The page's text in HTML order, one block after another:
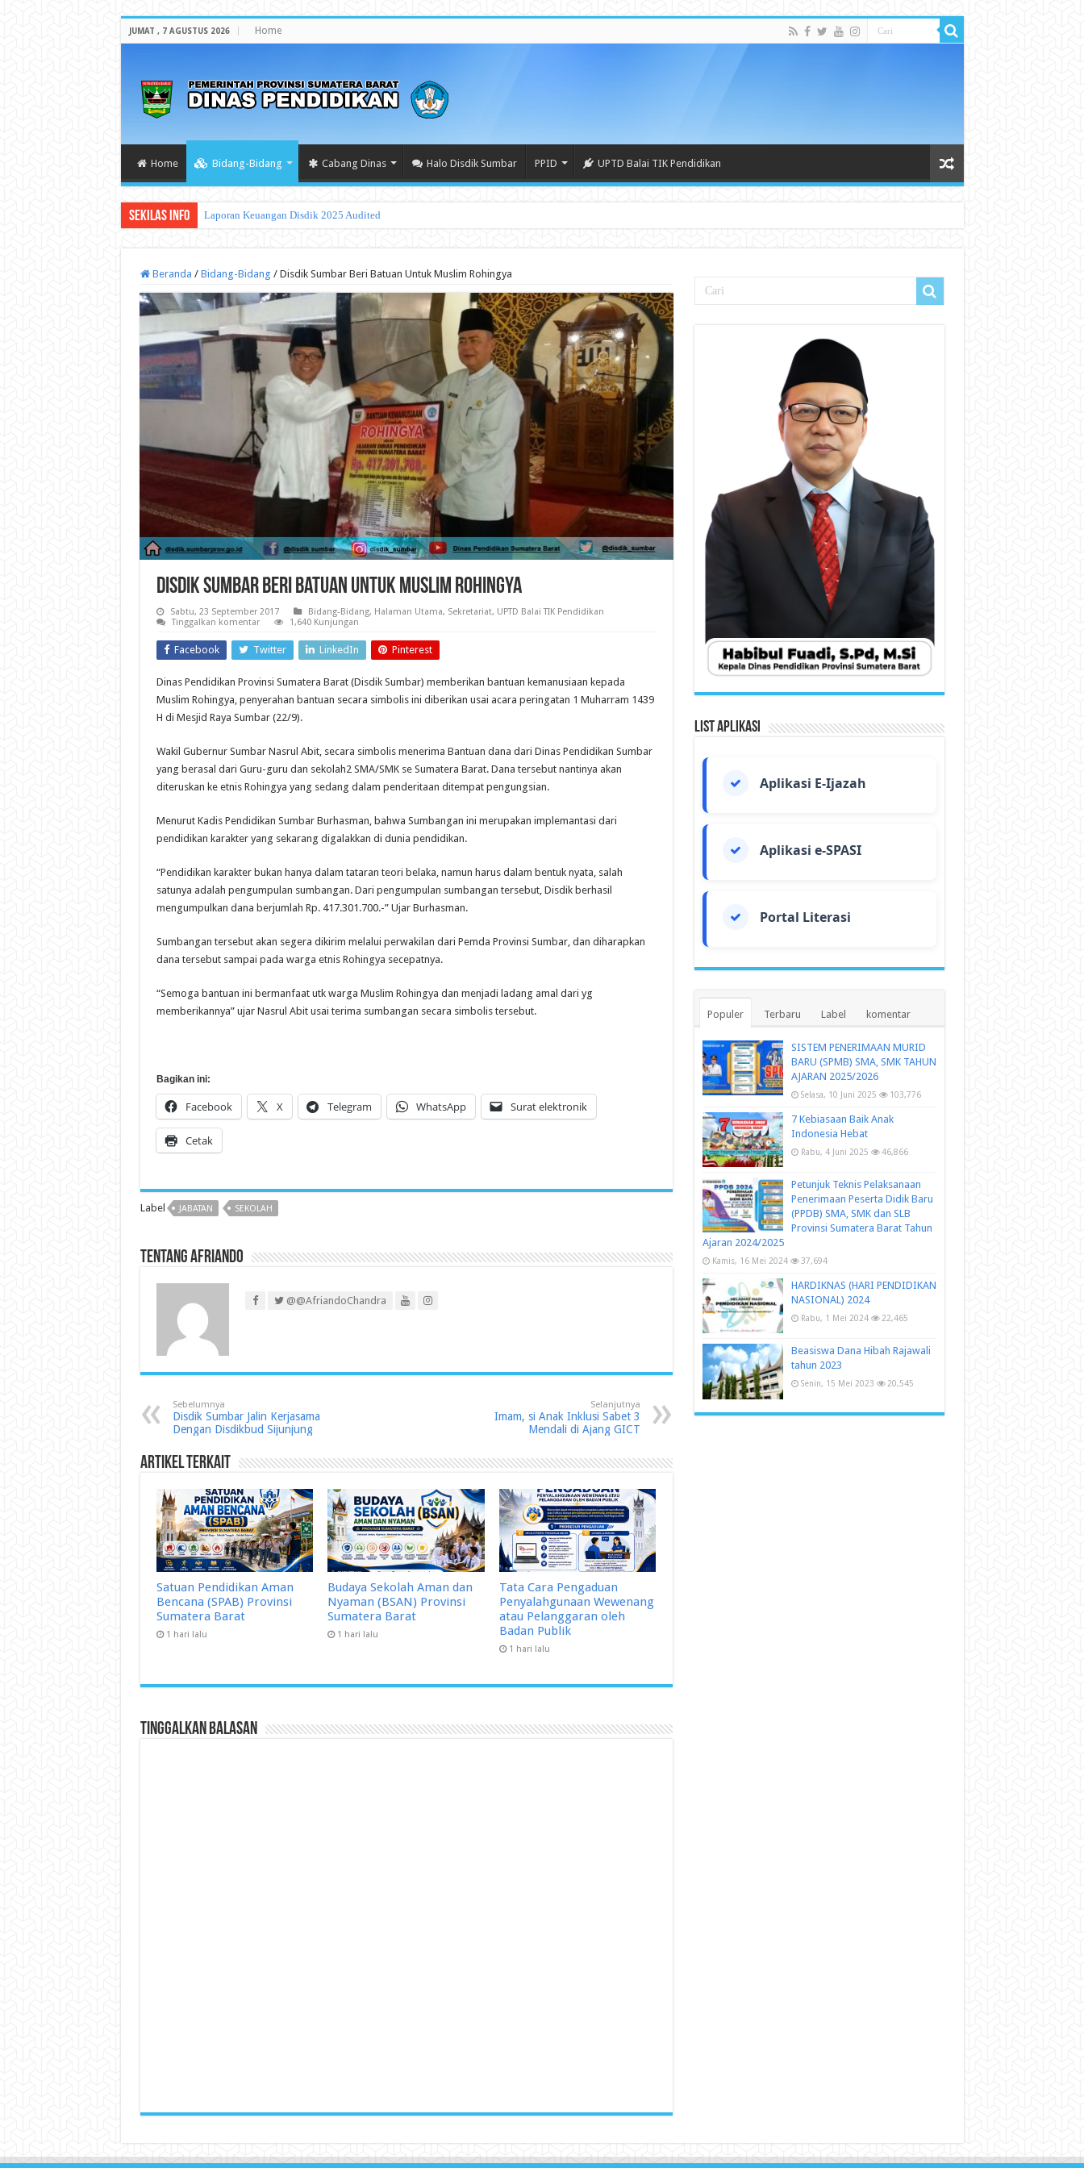
JUMAT , 7 AGUSTUS 2026 Home
Home Bidang-Bidang Cabang Dinas Halo Disdik Sumbar PPID UPTD Balai TIK Pendidikan
Sekilas Info PROGRAM/KEG
Beranda / Bidang-Bidang / Disdik Sumbar Beri Batuan Untuk Muslim Rohingya
Disdik Sumbar Beri Batuan Untuk Muslim Rohingya
Sabtu, 23 September 2017 Bidang-Bidang, Halaman Utama, Sekretariat, UPTD Balai TIK Pendidikan
Tinggalkan komentar
1,640 Kunjungan
Facebook Twitter LinkedIn Pinterest
Dinas Pendidikan Provinsi Sumatera Barat (Disdik Sumbar) memberikan bantuan kemanusiaan kepada
Muslim Rohingya, penyerahan bantuan secara simbolis ini diberikan usai acara peringatan 1 Muharram 1439
H di Mesjid Raya Sumbar (22/9).
Wakil Gubernur Sumbar Nasrul Abit, secara simbolis menerima Bantuan dana dari Dinas Pendidikan Sumbar
yang berasal dari Guru-guru dan sekolah2 SMA/SMK se Sumatera Barat. Dana tersebut nantinya akan
diteruskan ke etnis Rohingya yang sedang dalam penderitaan ditempat pengungsian.
Menurut Kadis Pendidikan Sumbar Burhasman, bahwa Sumbangan ini merupakan implemantasi dari
pendidikan karakter yang sekarang digalakkan di dunia pendidikan.
“Pendidikan karakter bukan hanya dalam tataran teori belaka, namun harus dalam bentuk nyata, salah
satunya adalah pengumpulan sumbangan. Dari pengumpulan sumbangan tersebut, Disdik berhasil
mengumpulkan dana berjumlah Rp. 417.301.700.-” Ujar Burhasman.
Sumbangan tersebut akan segera dikirim melalui perwakilan dari Pemda Provinsi Sumbar, dan diharapkan
dana tersebut sampai pada warga etnis Rohingya secepatnya.
“Semoga bantuan ini bermanfaat utk warga Muslim Rohingya dan menjadi ladang amal dari yg
memberikannya” ujar Nasrul Abit usai terima sumbangan secara simbolis tersebut.
Bagikan ini:
Facebook X Telegram WhatsApp Surat elektronik
Cetak
Label JABATAN SEKOLAH
Tentang Afriando
@@AfriandoChandra
Sebelumnya
Disdik Sumbar Jalin Kerjasama
Dengan Disdikbud Sijunjung
Selanjutnya
Imam, si Anak Inklusi Sabet 3
Mendali di Ajang GICT
Artikel Terkait
Satuan Pendidikan Aman
Bencana (SPAB) Provinsi
Sumatera Barat
1 hari lalu
Budaya Sekolah Aman dan
Nyaman (BSAN) Provinsi
Sumatera Barat
1 hari lalu
Tata Cara Pengaduan
Penyalahgunaan Wewenang
atau Pelanggaran oleh
Badan Publik
1 hari lalu
Tinggalkan Balasan
List Aplikasi
Aplikasi E-Ijazah
Aplikasi e-SPASI
Portal Literasi
Populer Terbaru Label komentar
SISTEM PENERIMAAN MURID
BARU (SPMB) SMA, SMK TAHUN
AJARAN 2025/2026
Selasa, 10 Juni 2025 103,776
7 Kebiasaan Baik Anak
Indonesia Hebat
Rabu, 4 Juni 2025 46,866
Petunjuk Teknis Pelaksanaan
Penerimaan Peserta Didik Baru
(PPDB) SMA, SMK dan SLB
Provinsi Sumatera Barat Tahun
Ajaran 2024/2025
Kamis, 16 Mei 2024 37,694
HARDIKNAS (HARI PENDIDIKAN
NASIONAL) 2024
Rabu, 1 Mei 2024 22,465
Beasiswa Dana Hibah Rajawali
tahun 2023
Senin, 15 Mei 2023 20,545